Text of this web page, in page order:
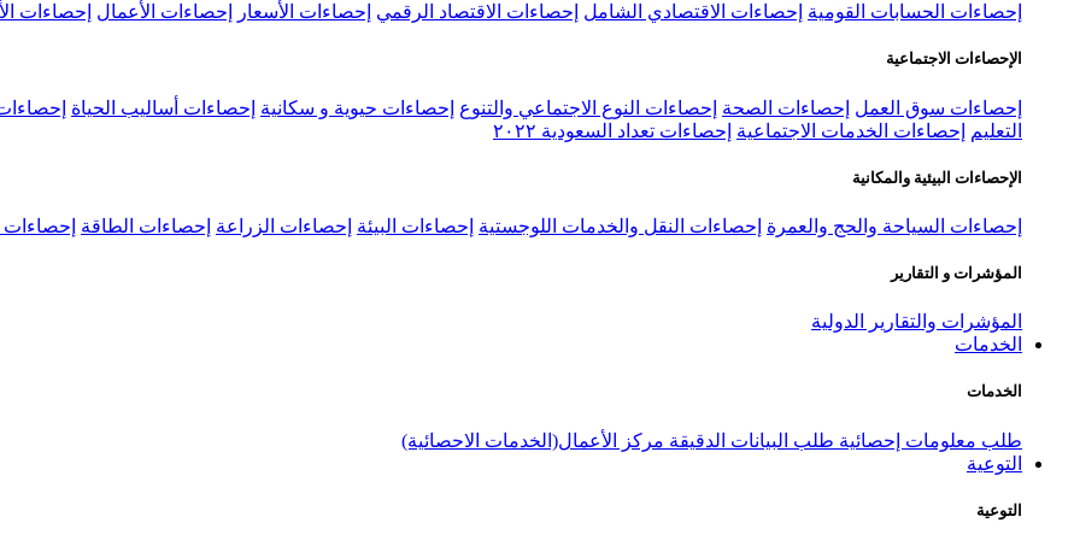
إحصاءات الحسابات القومية إحصاءات الاقتصادي الشامل إحصاءات الاقتصاد الرقمي إحصاءات الأسعار إحصاءات الأعمال إحصاءات
الإحصاءات الاجتماعية
إحصاءات سوق العمل إحصاءات الصحة إحصاءات النوع الاجتماعي والتنوع إحصاءات حيوية و سكانية إحصاءات أساليب الحياة
التعليم
إحصاءات الخدمات الاجتماعية إحصاءات تعداد السعودية ٢٠٢٢
الإحصاءات البيئية والمكانية
إحصاءات السياحة والحج والعمرة إحصاءات النقل والخدمات اللوجستية إحصاءات البيئة إحصاءات الزراعة إحصاءات الطاقة إحصاءات
المؤشرات و التقارير
المؤشرات والتقارير الدولية
الخدمات
الخدمات
طلب معلومات إحصائية طلب البيانات الدقيقة مركز الأعمال(الخدمات الاحصائية)
التوعية
التوعية